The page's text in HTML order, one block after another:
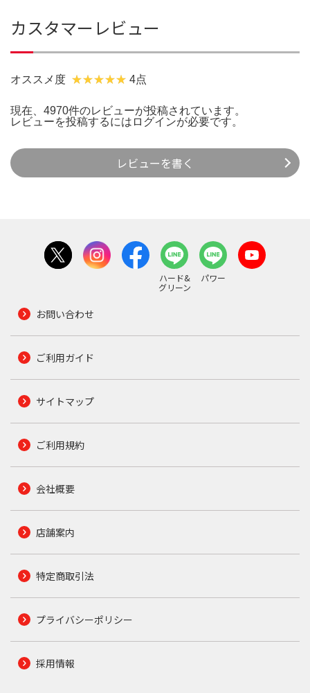
カスタマーレビュー
オススメ度 4点
現在、4970件のレビューが投稿されています。
レビューを投稿するには ログインが必要です。
レビューを書く
ハード&
グリーン
パワー
お問い合わせ
ご利用ガイド
サイトマップ
ご利用規約
会社概要
店舗案内
特定商取引法
プライバシーポリシー
採用情報